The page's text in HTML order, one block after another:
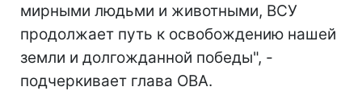
мирными людьми и животными, ВСУ
продолжает путь к освобождению нашей
земли и долгожданной победы", -
подчеркивает глава ОВА.